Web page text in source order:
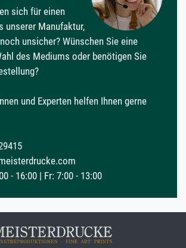
sich für einen
unserer Manufaktur,
unsicher? Wünschen Sie eine
des Mediums oder benötigen Sie
und Experten helfen Ihnen gerne
- 16:00 | Fr: 7:00 - 13:00